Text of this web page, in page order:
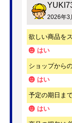
2026年3
欲しい商品を
はい
ショップから
はい
予定の期日ま
はい